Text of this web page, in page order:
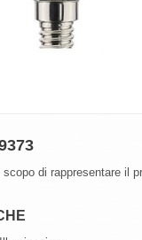
di rappresentare il